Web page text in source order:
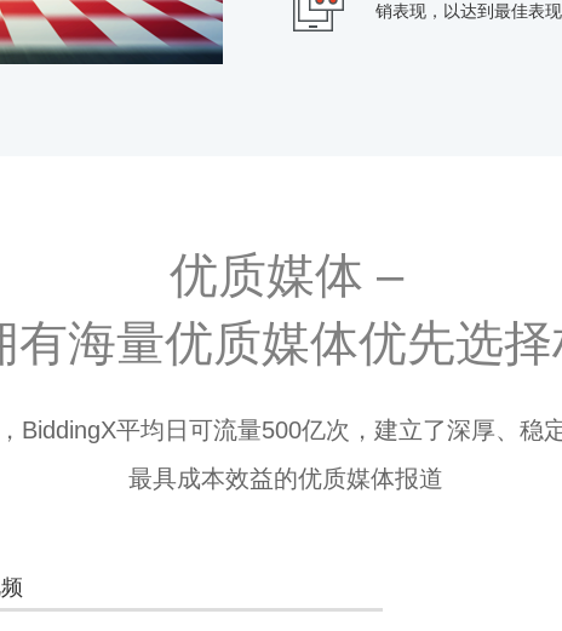
销表现，以达到最佳表现
优质媒体 –
有海量优质媒体优先选择
BiddingX平均日可流量500亿次，建立了深厚、稳
最具成本效益的优质媒体报道